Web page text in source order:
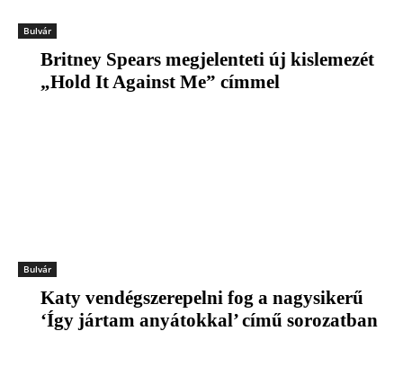
Bulvár
Britney Spears megjelenteti új kislemezét
„Hold It Against Me” címmel
Bulvár
Katy vendégszerepelni fog a nagysikerű
‘Így jártam anyátokkal’ című sorozatban